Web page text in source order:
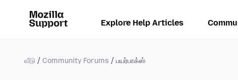
Explore Help Articles
வீடு Community Forums பயர்பாக்ஸ்